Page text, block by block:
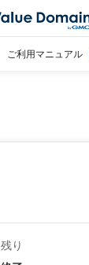
ご利用マニュアル
残り